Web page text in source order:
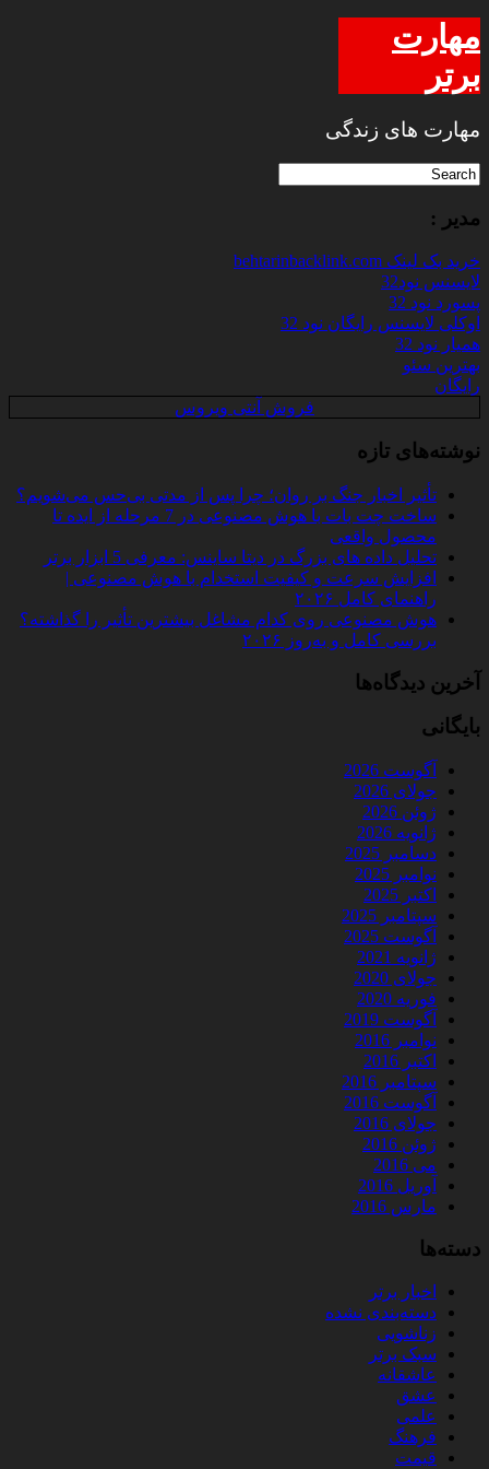
مهارت
برتر
مهارت های زندگی
مدیر :
خرید بک لینک behtarinbacklink.com
لایسنس نود32
پسورد نود 32
اوکلی لایسنس رایگان نود 32
همیار نود 32
بهترین سئو
رایگان
فروش آنتی ویروس
نوشته‌های تازه
تأثیر اخبار جنگ بر روان؛ چرا پس از مدتی بی‌حس می‌شویم؟
ساخت چت‌ بات با هوش مصنوعی در 7 مرحله از ایده تا
محصول واقعی
تحلیل داده‌ های بزرگ در دیتا ساینس: معرفی 5 ابزار برتر
افزایش سرعت و کیفیت استخدام با هوش مصنوعی |
راهنمای کامل ۲۰۲۶
هوش مصنوعی روی کدام مشاغل بیشترین تأثیر را گذاشته؟
بررسی کامل و به‌روز ۲۰۲۶
آخرین دیدگاه‌ها
بایگانی
آگوست 2026
جولای 2026
ژوئن 2026
ژانویه 2026
دسامبر 2025
نوامبر 2025
اکتبر 2025
سپتامبر 2025
آگوست 2025
ژانویه 2021
جولای 2020
فوریه 2020
آگوست 2019
نوامبر 2016
اکتبر 2016
سپتامبر 2016
آگوست 2016
جولای 2016
ژوئن 2016
می 2016
آوریل 2016
مارس 2016
دسته‌ها
اخبار برتر
دسته‌بندی نشده
زناشویی
سبک برتر
عاشقانه
عشق
علمی
فرهنگ
قیمت